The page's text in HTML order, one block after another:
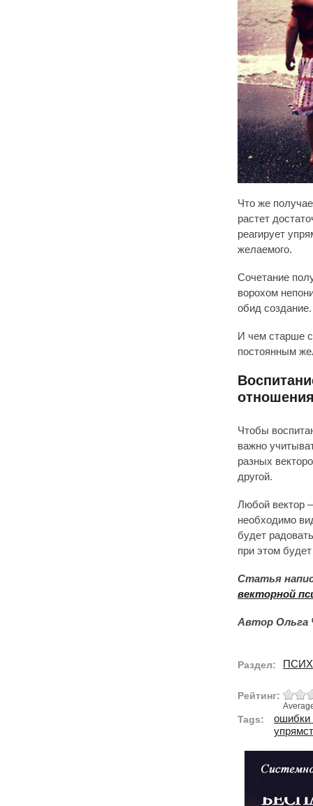
Что же
растет
реагирует
желаемого.
Сочетание
ворохом
обид создание.
И чем старше
постоянным
Чтобы
важно
разных
другой.
Любой вектор
необходимо
будет
при этом
Статья
векторной
Автор Ольга
Раздел:
Рейтинг:
Tags:
ошибки